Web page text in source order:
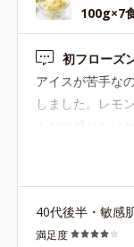
100g×7
初フローズ
アイスが苦手な
しました。レモ
よくなりお腹に
酸っぱさを期待
しかったので、
ば☆5。
40代後半・敏感
満足度